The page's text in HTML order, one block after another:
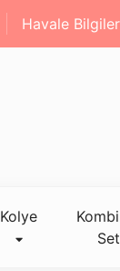
Havale
Kolye
Set